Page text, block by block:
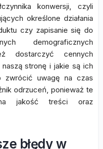
konwersji, czyli
określone działania
czy zapisanie się do
demograficznych
dostarczyć cennych
stronę i jakie są ich
zwrócić uwagę na czas
odrzuceń, ponieważ te
jakość treści oraz
błędy w